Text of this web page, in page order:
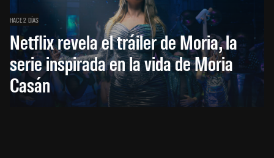
HACE 2 DÍAS
Netflix revela el tráiler de Moria, la
serie inspirada en la vida de Moria
Casán